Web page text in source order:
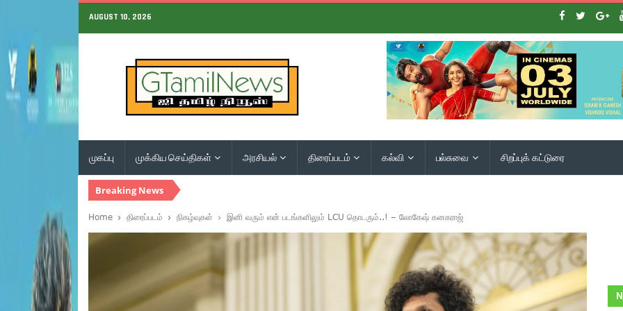
AUGUST 10, 2026
முகப்பு முக்கிய செய்திகள் அரசியல் திரைப்படம் கல்வி பல்சுவை சிறப்புக் கட்டுரை
Breaking News
Home திரைப்படம் நிகழ்வுகள் இனி வரும் என் படங்களிலும் LCU தொடரும்..! – லோகேஷ் கனகராஜ்